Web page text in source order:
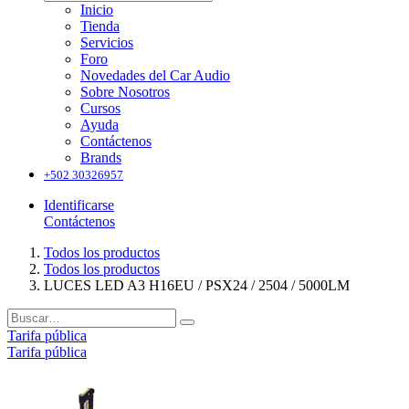
Inicio
Tienda
Servicios
Foro
Novedades del Car Audio
Sobre Nosotros
Cursos
Ayuda
Contáctenos
Brands
+502 30326957
Identificarse
Contáctenos
Todos los productos
Todos los productos
LUCES LED A3 H16EU / PSX24 / 2504 / 5000LM
Tarifa pública
Tarifa pública